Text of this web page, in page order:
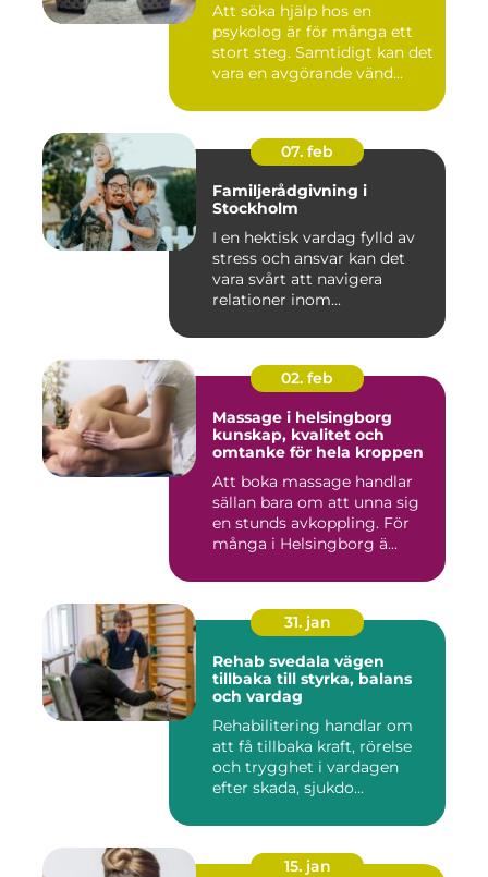
Att söka hjälp hos en
psykolog är för många ett
stort steg. Samtidigt kan det
vara en avgörande vänd...
07. feb
Familjerådgivning i
Stockholm
I en hektisk vardag fylld av
stress och ansvar kan det
vara svårt att navigera
relationer inom...
02. feb
Massage i helsingborg
kunskap, kvalitet och
omtanke för hela kroppen
Att boka massage handlar
sällan bara om att unna sig
en stunds avkoppling. För
många i Helsingborg ä...
31. jan
Rehab svedala vägen
tillbaka till styrka, balans
och vardag
Rehabilitering handlar om
att få tillbaka kraft, rörelse
och trygghet i vardagen
efter skada, sjukdo...
15. jan